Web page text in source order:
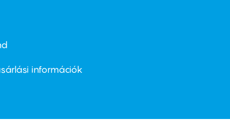
információk